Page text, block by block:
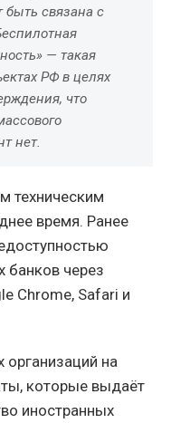
быть связана с
— такая
РФ в целях
что
нет.
техническим
время. Ранее
банков через
Chrome, Safari и
организаций на
которые выдаёт
иностранных